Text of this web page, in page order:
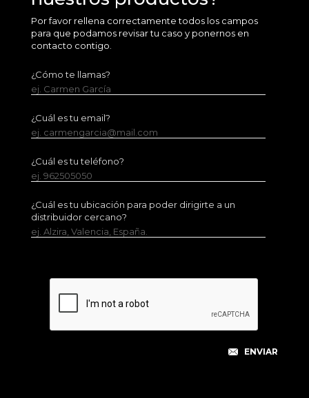
Por favor rellena correctamente todos los campos
para que podamos revisar tu caso y ponernos en
contacto contigo.
¿Cómo te llamas?
ej. Carmen García
¿Cuál es tu email?
ej. carmengarcia@mail.com
¿Cuál es tu teléfono?
ej. 962505050
¿Cuál es tu ubicación para poder dirigirte a un
distribuidor cercano?
ej. Alzira, Valencia, España.